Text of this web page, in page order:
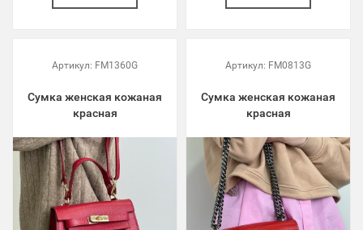
Артикул: FM1360G
Сумка женская кожаная
красная
Артикул: FM0813G
Сумка женская кожаная
красная